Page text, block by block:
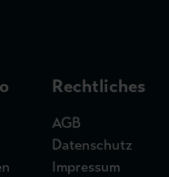
Rechtliches
AGB
Datenschutz
Impressum